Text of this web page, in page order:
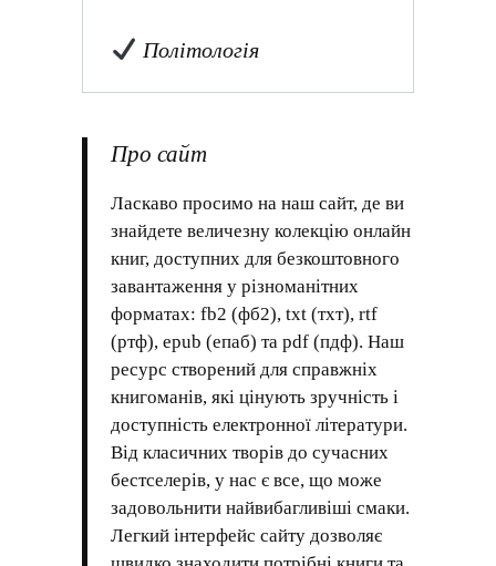
Політологія
Про сайт
Ласкаво просимо на наш сайт, де ви
знайдете величезну колекцію онлайн
книг, доступних для безкоштовного
завантаження у різноманітних
форматах: fb2 (фб2), txt (тхт), rtf
(ртф), epub (епаб) та pdf (пдф). Наш
ресурс створений для справжніх
книгоманів, які цінують зручність і
доступність електронної літератури.
Від класичних творів до сучасних
бестселерів, у нас є все, що може
задовольнити найвибагливіші смаки.
Легкий інтерфейс сайту дозволяє